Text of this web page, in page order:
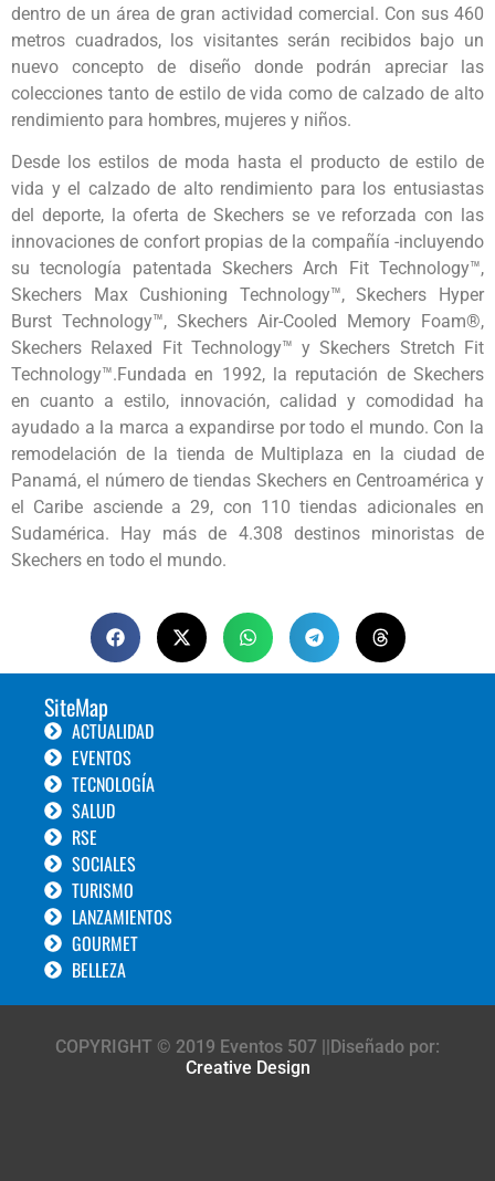
dentro de un área de gran actividad comercial. Con sus 460
metros cuadrados, los visitantes serán recibidos bajo un
nuevo concepto de diseño donde podrán apreciar las
colecciones tanto de estilo de vida como de calzado de alto
rendimiento para hombres, mujeres y niños.
Desde los estilos de moda hasta el producto de estilo de
vida y el calzado de alto rendimiento para los entusiastas
del deporte, la oferta de Skechers se ve reforzada con las
innovaciones de confort propias de la compañía -incluyendo
su tecnología patentada Skechers Arch Fit Technology™,
Skechers Max Cushioning Technology™, Skechers Hyper
Burst Technology™, Skechers Air-Cooled Memory Foam®,
Skechers Relaxed Fit Technology™ y Skechers Stretch Fit
Technology™.Fundada en 1992, la reputación de Skechers
en cuanto a estilo, innovación, calidad y comodidad ha
ayudado a la marca a expandirse por todo el mundo. Con la
remodelación de la tienda de Multiplaza en la ciudad de
Panamá, el número de tiendas Skechers en Centroamérica y
el Caribe asciende a 29, con 110 tiendas adicionales en
Sudamérica. Hay más de 4.308 destinos minoristas de
Skechers en todo el mundo.
SiteMap
ACTUALIDAD
EVENTOS
TECNOLOGÍA
SALUD
RSE
SOCIALES
TURISMO
LANZAMIENTOS
GOURMET
BELLEZA
COPYRIGHT © 2019 Eventos 507 ||Diseñado por:
Creative Design